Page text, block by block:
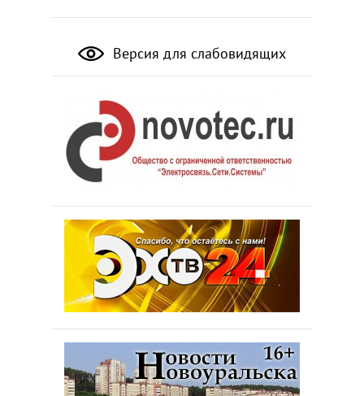
Версия для слабовидящих